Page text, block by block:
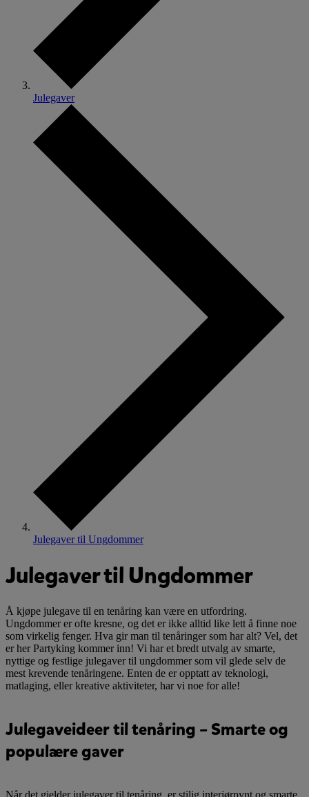
Julegaver
Julegaver til Ungdommer
Julegaver til Ungdommer
Å kjøpe julegave til en tenåring kan være en utfordring.
Ungdommer er ofte kresne, og det er ikke alltid like lett å finne noe
som virkelig fenger. Hva gir man til tenåringer som har alt? Vel, det
er her Partyking kommer inn! Vi har et bredt utvalg av smarte,
nyttige og festlige julegaver til ungdommer som vil glede selv de
mest krevende tenåringene. Enten de er opptatt av teknologi,
matlaging, eller kreative aktiviteter, har vi noe for alle!
Julegaveideer til tenåring – Smarte og
populære gaver
Når det gjelder julegaver til tenåring, er stilig interiørpynt og smarte